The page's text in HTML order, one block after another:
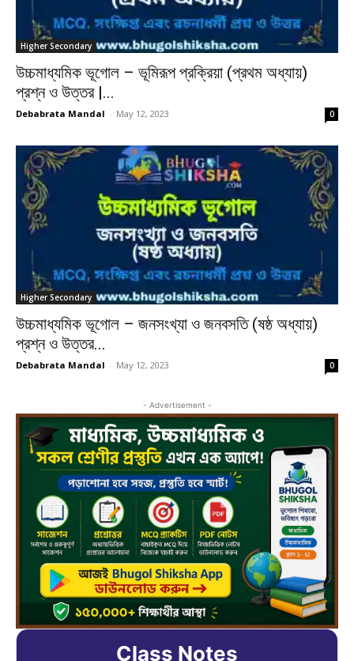
Higher Secondary
উচ্চমাধ্যমিক ভূগোল – ভূমিরূপ প্রক্রিয়া (প্রথম অধ্যায়)
প্রশ্ন ও উত্তর |...
Debabrata Mandal - May 12, 2023 0
Higher Secondary
উচ্চমাধ্যমিক ভূগোল – জনসংখ্যা ও জনবসতি (ষষ্ঠ অধ্যায়)
প্রশ্ন ও উত্তর...
Debabrata Mandal - May 12, 2023 0
- Advertisement -
Class Notes